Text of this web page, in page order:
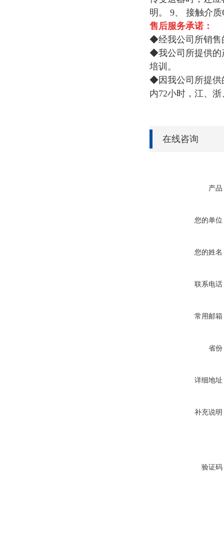
明。 9、 接触介
售后服务承诺：
◆经我公司所销售
◆我公司所提供的
培训。
◆因我公司所提供
内72小时，江、
在线咨询
产品
您的单位
您的姓名
联系电话
常用邮箱
省份
详细地址
补充说明
验证码